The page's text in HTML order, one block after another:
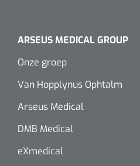
ARSEUS MEDICAL GROUP
Onze groep
Van Hopplynus Ophtalm
Arseus Medical
DMB Medical
eXmedical